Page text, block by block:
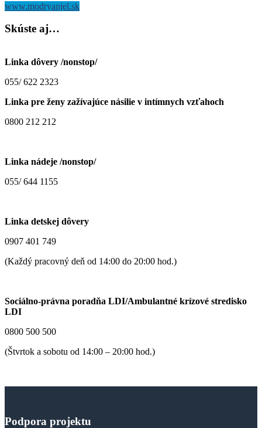
www.modryanjel.sk
Skúste aj…
Linka dôvery /nonstop/
055/ 622 2323
Linka pre ženy zažívajúce násilie v intímnych vzťahoch
0800 212 212
Linka nádeje /nonstop/
055/ 644 1155
Linka detskej dôvery
0907 401 749
(Každý pracovný deň od 14:00 do 20:00 hod.)
Sociálno-právna poradňa LDI/Ambulantné krízové stredisko
LDI
0800 500 500
(Štvrtok a sobotu od 14:00 – 20:00 hod.)
Podpora projektu